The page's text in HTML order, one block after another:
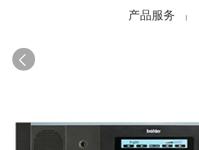
产品服务